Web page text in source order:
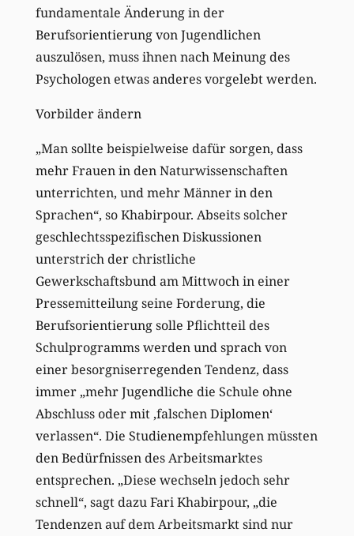
fundamentale Änderung in der
Berufsorientierung von Jugendlichen
auszulösen, muss ihnen nach Meinung des
Psychologen etwas anderes vorgelebt werden.
Vorbilder ändern
„Man sollte beispielweise dafür sorgen, dass
mehr Frauen in den Naturwissenschaften
unterrichten, und mehr Männer in den
Sprachen“, so Khabirpour. Abseits solcher
geschlechtsspezifischen Diskussionen
unterstrich der christliche
Gewerkschaftsbund am Mittwoch in einer
Pressemitteilung seine Forderung, die
Berufsorientierung solle Pflichtteil des
Schulprogramms werden und sprach von
einer besorgniserregenden Tendenz, dass
immer „mehr Jugendliche die Schule ohne
Abschluss oder mit ‚falschen Diplomen‘
verlassen“. Die Studienempfehlungen müssten
den Bedürfnissen des Arbeitsmarktes
entsprechen. „Diese wechseln jedoch sehr
schnell“, sagt dazu Fari Khabirpour, „die
Tendenzen auf dem Arbeitsmarkt sind nur